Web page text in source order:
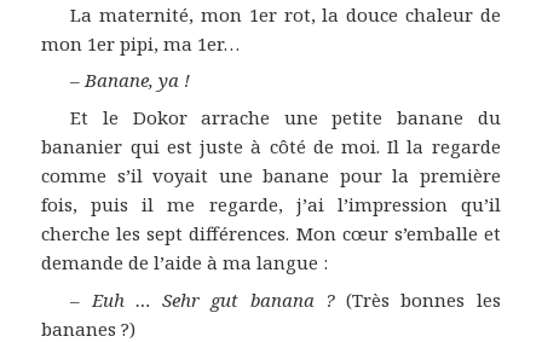
La maternité, mon 1er rot, la douce chaleur de
mon 1er pipi, ma 1er…
–Banane, ya !
Et le Dokor arrache une petite banane du
bananier qui est juste à côté de moi. Il la regarde
comme s’il voyait une banane pour la première
fois, puis il me regarde, j’ai l’impression qu’il
cherche les sept différences. Mon cœur s’emballe et
demande de l’aide à ma langue :
– Euh … Sehr gut banana ?(Très bonnes les
bananes ?)